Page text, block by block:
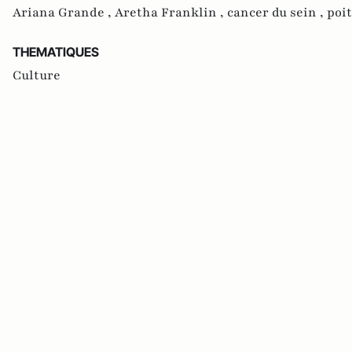
Ariana Grande , Aretha Franklin , cancer du sein ,
THEMATIQUES
Culture